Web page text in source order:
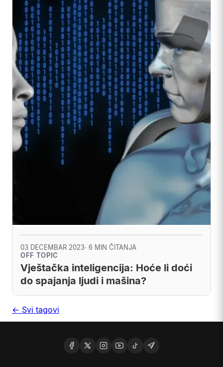
03 DECEMBAR 2023· 6 MIN ČITANJA
OFF TOPIC
Vještačka inteligencija: Hoće li doći
do spajanja ljudi i mašina?
← Svi tagovi